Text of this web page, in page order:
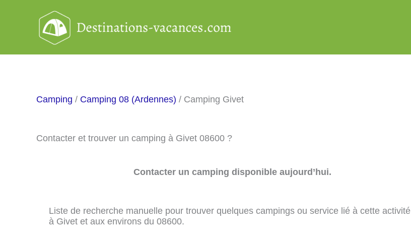
Camping / Camping 08 (Ardennes) / Camping Givet
Contacter et trouver un camping à Givet 08600 ?
Contacter un camping disponible aujourd’hui.
Liste de recherche manuelle pour trouver quelques campings ou service lié à cette activité
à Givet et aux environs du 08600.